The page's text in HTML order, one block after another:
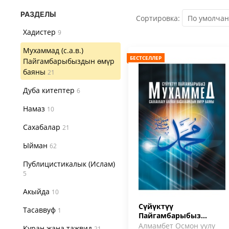
РАЗДЕЛЫ
Хадистер 9
Мухаммад (с.а.в.)
Пайгамбарыбыздын өмүр
баяны 21
Дуба китептер 6
Намаз 10
Сахабалар 21
Ыйман 62
Публицистикалык (Ислам)
5
Акыйда 10
Тасаввуф 1
Сортировка:
БЕСТСЕЛЛЕР
Сүйүктүү
Пайгамбарыбыз
Мухаммед (сав) өмүр
Алмамбет Осмон уулу